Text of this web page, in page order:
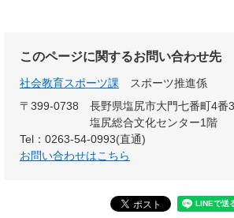
このページに関するお問い合わせ先
社会教育スポーツ課
スポーツ推進係
〒399-0738
長野県塩尻市大門七番町4番
塩尻総合文化センター1階
Tel：0263-54-0993(直通)
お問い合わせはこちら